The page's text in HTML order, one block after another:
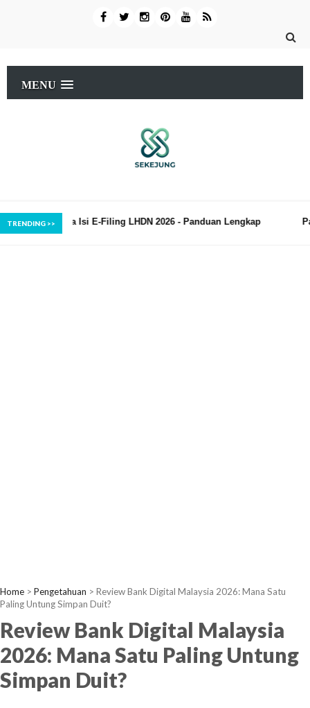
MENU
LHDN 2026 - Panduan Lengkap Panduan DIY Tukar
Home > Pengetahuan > Review Bank Digital Malaysia 2026: Mana Satu
Paling Untung Simpan Duit?
Review Bank Digital Malaysia
2026: Mana Satu Paling Untung
Simpan Duit?